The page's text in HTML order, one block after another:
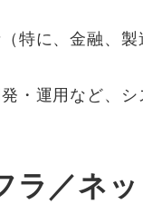
特に、金融、
・運用など、シ
ラ／ネ